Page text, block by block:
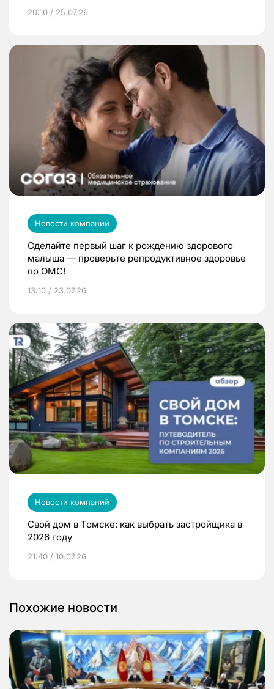
20:10 / 25.07.26
Новости компаний
Сделайте первый шаг к рождению здорового
малыша — проверьте репродуктивное здоровье
по ОМС!
13:10 / 23.07.26
Новости компаний
Свой дом в Томске: как выбрать застройщика в
2026 году
21:40 / 10.07.26
Похожие новости